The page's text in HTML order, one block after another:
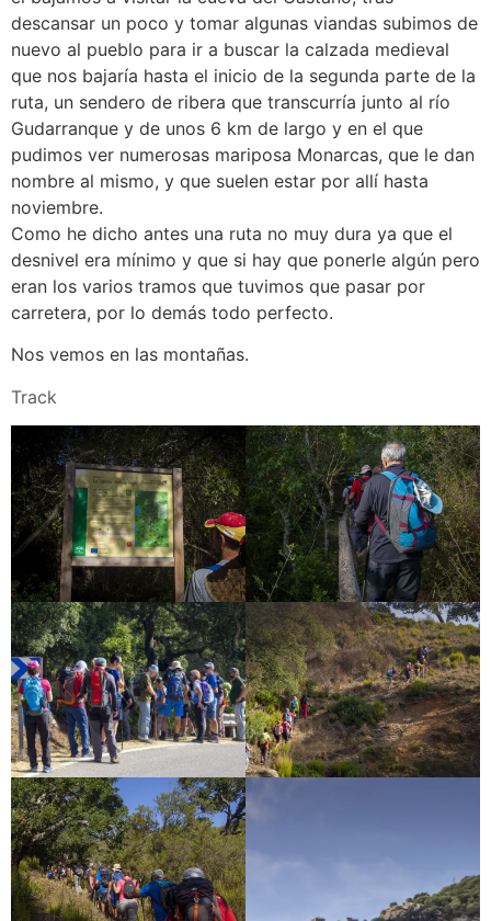
descansar un poco y tomar algunas viandas subimos de
nuevo al pueblo para ir a buscar la calzada medieval
que nos bajaría hasta el inicio de la segunda parte de la
ruta, un sendero de ribera que transcurría junto al río
Gudarranque y de unos 6 km de largo y en el que
pudimos ver numerosas mariposa Monarcas, que le dan
nombre al mismo, y que suelen estar por allí hasta
noviembre.
Como he dicho antes una ruta no muy dura ya que el
desnivel era mínimo y que si hay que ponerle algún pero
eran los varios tramos que tuvimos que pasar por
carretera, por lo demás todo perfecto.
Nos vemos en las montañas.
Track